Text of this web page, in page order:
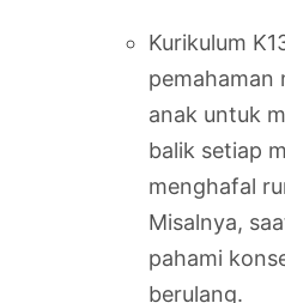
Kurikulum
pemahaman
anak untuk
balik setiap
menghafal
Misalnya,
pahami
berulang.